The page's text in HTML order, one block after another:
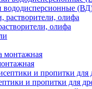
вододисперсионные
олифа
и пропитки для